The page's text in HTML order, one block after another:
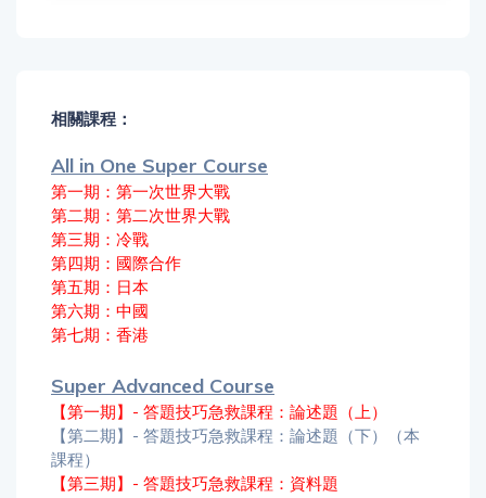
相關課程：
All in One Super Course
第一期：第一次世界大戰
第二期：第二次世界大戰
第三期：冷戰
第四期：國際合作
第五期：日本
第六期：中國
第七期：香港
Super Advanced Course
【第一期】- 答題技巧急救課程：論述題（上）
【第二期】- 答題技巧急救課程：論述題（下）（本
課程）
【第三期】- 答題技巧急救課程：資料題